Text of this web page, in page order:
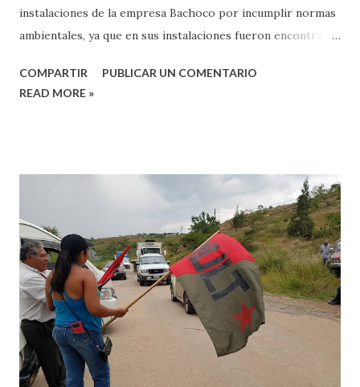
instalaciones de la empresa Bachoco por incumplir normas
ambientales, ya que en sus instalaciones fueron encontradas
producía un olor fétido a los vecinos de la zona. A través de
Alcalá, Colonia Tepeyac, ya que del interior de esta bodega
salían olores fétidos. Los supervisores de esta área
acudieron al llamado y pidieron ingresar a la bodega donde
encontraron varias aves en estado descomposición, las
culés despendían un olor fétido, que era lo que contamina el
ambiente en esta zona de la ciudad. En la misma inspección,
el personal de la Procuraduría Ambiental logró observar
sangre, plumas, excrement...
COMPARTIR
PUBLICAR UN COMENTARIO
READ MORE »